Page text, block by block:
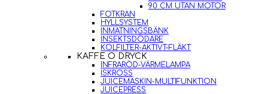
90 CM UTAN MOTOR
FOTKRAN
HYLLSYSTEM
INMATNINGSBÄNK
INSEKTSDÖDARE
KOLFILTER-AKTIVT-FLÄKT
KAFFE O DRYCK
INFRARÖD-VÄRMELAMPA
ISKROSS
JUICEMASKIN-MULTIFUNKTION
JUICEPRESS